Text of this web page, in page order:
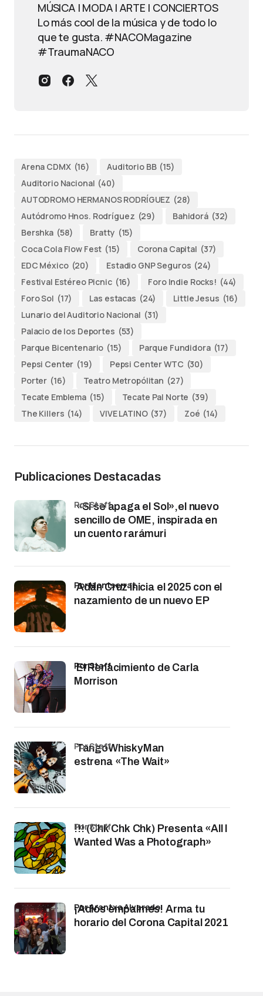
MÚSICA | MODA | ARTE | CONCIERTOS
Lo más cool de la música y de todo lo
que te gusta. #NACOMagazine
#TraumaNACO
Arena CDMX (16) Auditorio BB (15)
Auditorio Nacional (40)
AUTODROMO HERMANOS RODRÍGUEZ (28)
Autódromo Hnos. Rodríguez (29) Bahidorá (32)
Bershka (58) Bratty (15)
Coca Cola Flow Fest (15) Corona Capital (37)
EDC México (20) Estadio GNP Seguros (24)
Festival Estéreo Picnic (16) Foro Indie Rocks! (44)
Foro Sol (17) Las estacas (24) Little Jesus (16)
Lunario del Auditorio Nacional (31)
Palacio de los Deportes (53)
Parque Bicentenario (15) Parque Fundidora (17)
Pepsi Center (19) Pepsi Center WTC (30)
Porter (16) Teatro Metropólitan (27)
Tecate Emblema (15) Tecate Pal Norte (39)
The Killers (14) VIVE LATINO (37) Zoé (14)
Publicaciones Destacadas
«Si se apaga el Sol»,el nuevo
sencillo de OME, inspirada en
un cuento rarámuri
por Staff
Adán Cruz inicia el 2025 con el
nazamiento de un nuevo EP
por Montserrat
El Renacimiento de Carla
Morrison
por Staff
TangoWhiskyMan
estrena «The Wait»
por Staff
!!! (Chk Chk Chk) Presenta «All I
Wanted Was a Photograph»
por Staff
¡Adiós empalmes! Arma tu
horario del Corona Capital 2021
por Arantxa Alvarado